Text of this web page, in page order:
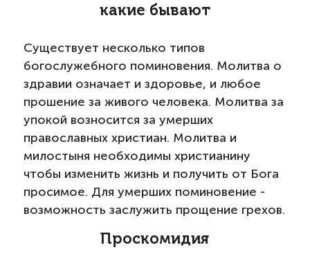
какие бывают
Существует несколько типов
богослужебного поминовения. Молитва о
здравии означает и здоровье, и любое
прошение за живого человека. Молитва за
упокой возносится за умерших
православных христиан. Молитва и
милостыня необходимы христианину
чтобы изменить жизнь и получить от Бога
просимое. Для умерших поминовение -
возможность заслужить прощение грехов.
Проскомидия